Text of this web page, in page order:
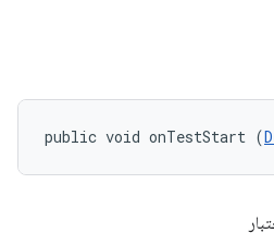
public void onTestStart (